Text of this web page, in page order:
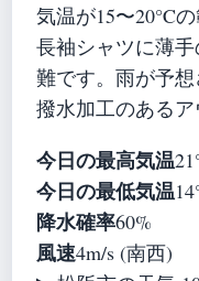
気温が15〜20°C
長袖シャツに薄
難です。雨が予想
撥水加工のあるア
今日の最高気温
今日の最低気温
降水確率60%
風速4m/s (南西)